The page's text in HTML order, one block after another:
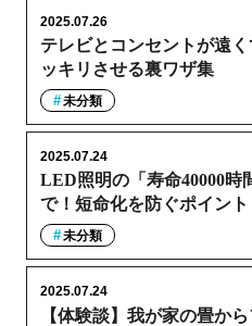
テレビとコンセントが遠
ッキリさせる裏ワザ集
2025.07.26
未分類
LED照明の「寿命40000時
で！短命化を防ぐポイント
2025.07.24
未分類
【体験談】我が家の畳か
2025.07.24